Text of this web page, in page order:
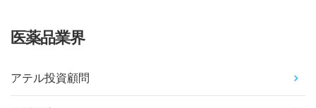
医薬品業界
アテル投資顧問